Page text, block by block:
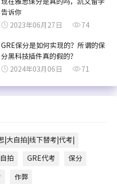
现在雅思保分是真的吗，凯文留学
告诉你
2023年06月27日
74
GRE保分是如何实现的？所谓的保
分黑科技插件真的假的？
2024年03月06日
71
|大自拍|线下替考|代考|
拍 GRE代考 保分
作弊